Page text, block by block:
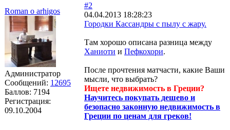
Roman o arhigos
Администратор
Сообщений: 12695
Баллов: 7194
Регистрация:
09.10.2004
#2
04.04.2013 18:28:23
Городки Кассандры с пылу с жару.
Там хорошо описана разница между
Ханиоти и Пефкохори.
После прочтения матчасти, какие Ваши
мысли, что выбрать?
Ищете недвижимость в Греции?
Научитесь покупать дешево и
безопасно законную недвижимость в
Греции по ценам для греков!